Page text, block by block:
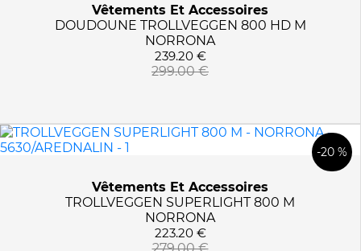
Vêtements Et Accessoires
DOUDOUNE TROLLVEGGEN 800 HD M
NORRONA
239.20 €
299.00 €
-20 %
Vêtements Et Accessoires
TROLLVEGGEN SUPERLIGHT 800 M
NORRONA
223.20 €